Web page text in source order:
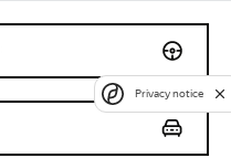
Privacy notice